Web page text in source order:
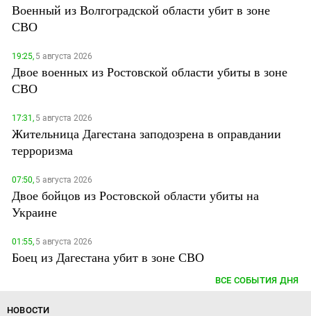
Военный из Волгоградской области убит в зоне
СВО
19:25,5 августа 2026
Двое военных из Ростовской области убиты в зоне
СВО
17:31,5 августа 2026
Жительница Дагестана заподозрена в оправдании
терроризма
07:50,5 августа 2026
Двое бойцов из Ростовской области убиты на
Украине
01:55,5 августа 2026
Боец из Дагестана убит в зоне СВО
ВСЕ СОБЫТИЯ ДНЯ
НОВОСТИ